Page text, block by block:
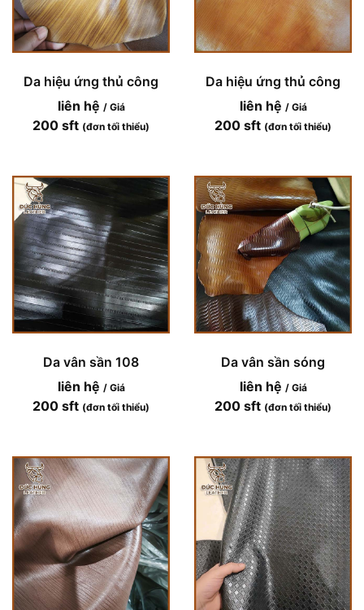
Da hiệu ứng thủ công
liên hệ / Giá
200 sft (đơn tối thiểu)
Da hiệu ứng thủ công
liên hệ / Giá
200 sft (đơn tối thiểu)
Da vân sần 108
liên hệ / Giá
200 sft (đơn tối thiểu)
Da vân sần sóng
liên hệ / Giá
200 sft (đơn tối thiểu)